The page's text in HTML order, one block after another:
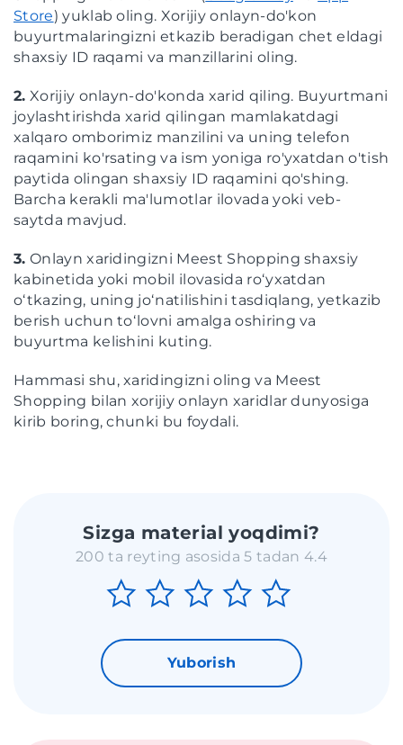
Store) yuklab oling. Xorijiy onlayn-do'kon
buyurtmalaringizni etkazib beradigan chet eldagi
shaxsiy ID raqami va manzillarini oling.
2. Xorijiy onlayn-do'konda xarid qiling. Buyurtmani
joylashtirishda xarid qilingan mamlakatdagi
xalqaro omborimiz manzilini va uning telefon
raqamini ko'rsating va ism yoniga ro'yxatdan o'tish
paytida olingan shaxsiy ID raqamini qo'shing.
Barcha kerakli ma'lumotlar ilovada yoki veb-
saytda mavjud.
3. Onlayn xaridingizni Meest Shopping shaxsiy
kabinetida yoki mobil ilovasida roʻyxatdan
oʻtkazing, uning joʻnatilishini tasdiqlang, yetkazib
berish uchun toʻlovni amalga oshiring va
buyurtma kelishini kuting.
Hammasi shu, xaridingizni oling va Meest
Shopping bilan xorijiy onlayn xaridlar dunyosiga
kirib boring, chunki bu foydali.
Sizga material yoqdimi?
200 ta reyting asosida 5 tadan 4.4
Yuborish